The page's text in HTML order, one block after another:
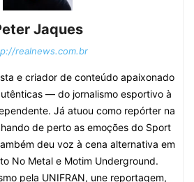
Jaques
realnews.com.br
e criador de conteúdo apaixonado
— do jornalismo esportivo à
Já atuou como repórter na
de perto as emoções do Sport
deu voz à cena alternativa em
No Metal e Motim Underground.
pela UNIFRAN, une reportagem,